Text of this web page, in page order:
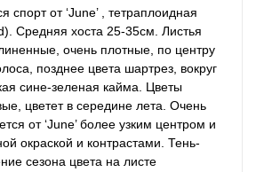
от ‘June’ , тетраплоидная
Средняя хоста 25-35см. Листья
очень плотные, по центру
позднее цвета шартрез, вокруг
сине-зеленая кайма. Цветы
цветет в середине лета. Очень
от ‘June’ более узким центром и
окраской и контрастами. Тень-
сезона цвета на листе